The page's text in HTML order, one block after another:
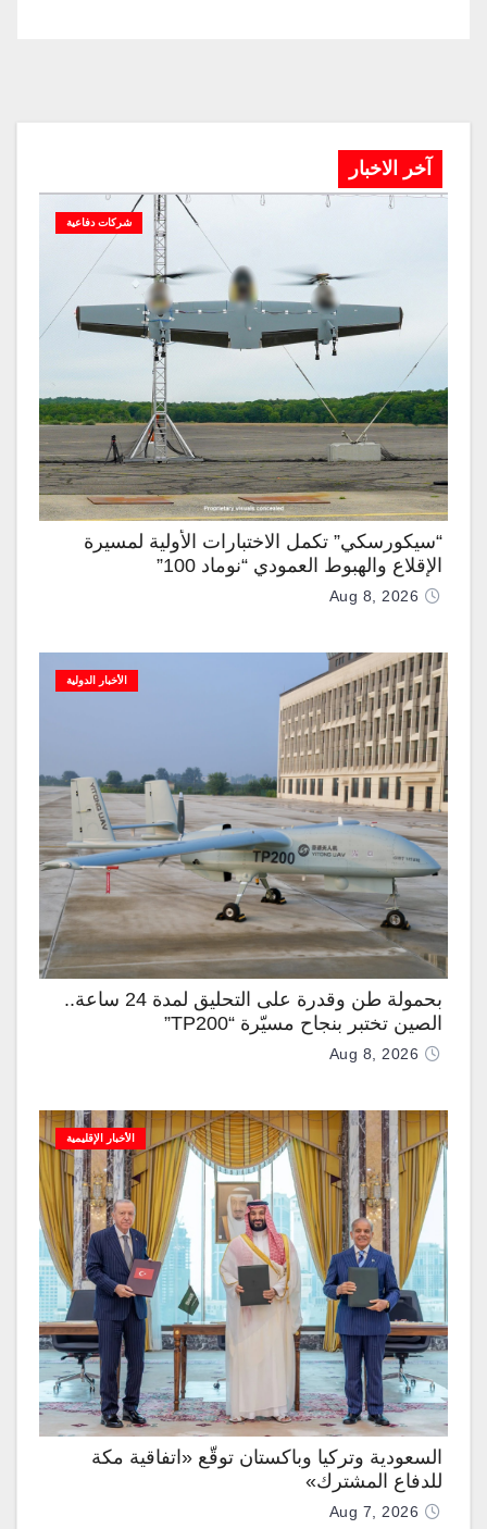
آخر الاخبار
شركات دفاعية
“سيكورسكي” تكمل الاختبارات الأولية لمسيرة
الإقلاع والهبوط العمودي “نوماد 100”
Aug 8, 2026
الأخبار الدولية
بحمولة طن وقدرة على التحليق لمدة 24 ساعة..
الصين تختبر بنجاح مسيّرة “TP200”
Aug 8, 2026
الأخبار الإقليمية
السعودية وتركيا وباكستان توقّع «اتفاقية مكة
للدفاع المشترك»
Aug 7, 2026